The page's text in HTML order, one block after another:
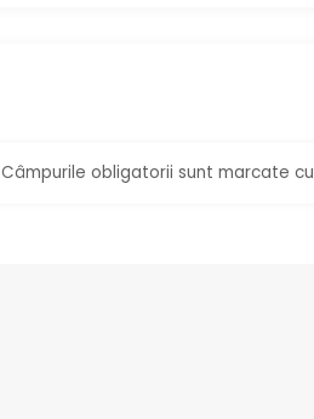
Câmpurile obligatorii sunt marcate cu